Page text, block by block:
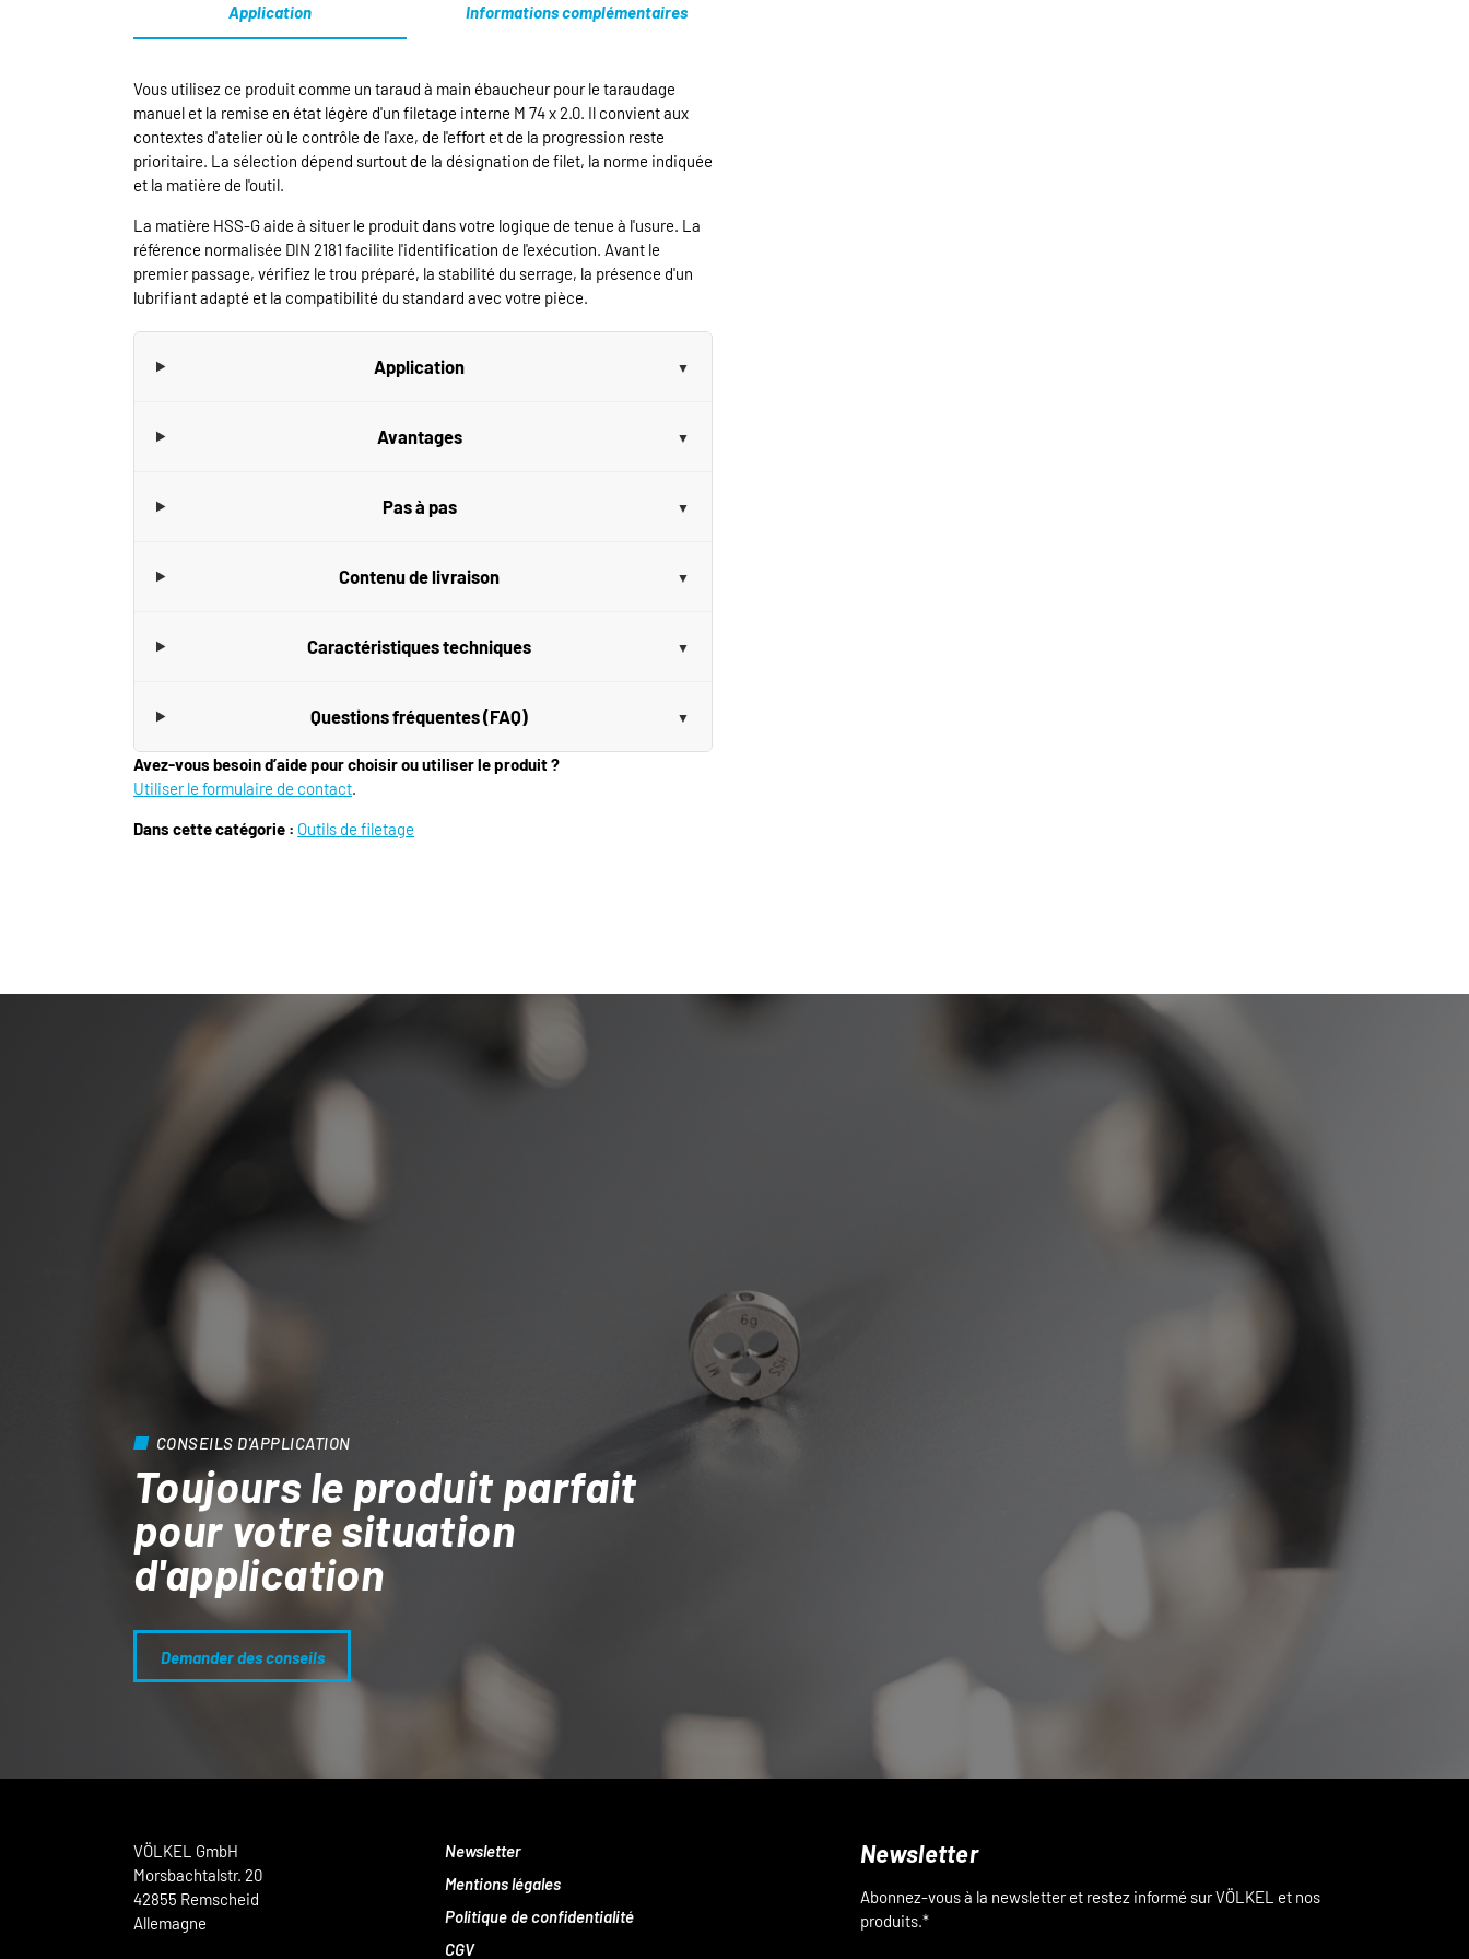
Application Informations complémentaires
Vous utilisez ce produit comme un taraud à main ébaucheur pour le taraudage
manuel et la remise en état légère d'un filetage interne M 74 x 2.0. Il convient aux
contextes d'atelier où le contrôle de l'axe, de l'effort et de la progression reste
prioritaire. La sélection dépend surtout de la désignation de filet, la norme indiquée
et la matière de l'outil.
La matière HSS-G aide à situer le produit dans votre logique de tenue à l'usure. La
référence normalisée DIN 2181 facilite l'identification de l'exécution. Avant le
premier passage, vérifiez le trou préparé, la stabilité du serrage, la présence d'un
lubrifiant adapté et la compatibilité du standard avec votre pièce.
Application
Avantages
Pas à pas
Contenu de livraison
Caractéristiques techniques
Questions fréquentes (FAQ)
Avez-vous besoin d’aide pour choisir ou utiliser le produit ?
Utiliser le formulaire de contact.
Dans cette catégorie : Outils de filetage
CONSEILS D'APPLICATION
Toujours le produit parfait
pour votre situation
d'application
Demander des conseils
VÖLKEL GmbH
Morsbachtalstr. 20
42855 Remscheid
Allemagne
Newsletter
Mentions légales
Politique de confidentialité
CGV
Newsletter
Abonnez-vous à la newsletter et restez informé sur VÖLKEL et nos
produits.*